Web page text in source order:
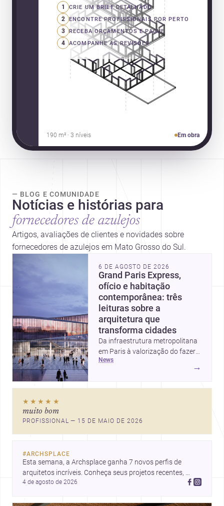
1 CRIE UM BRIEF DETALHADO
2 ENCONTRE PROFISSIONAIS POR PERTO
3 RECEBA ORÇAMENTOS E PAGUE
4 ACOMPANHE AS REVISÕES
190 m² · 3 níveis Em obra
— BLOG E COMUNIDADE
Notícias e histórias para
fornecedores de azulejos
Artigos, avaliações de clientes e novidades sobre
fornecedores de azulejos em Mato Grosso do Sul.
6 DE AGOSTO DE 2026
Grand Paris Express,
ofício e habitação
contemporânea: três
leituras sobre a
arquitetura que
transforma cidades
Da infraestrutura metropolitana
em Paris à valorização do fazer
artesanal e à casa elevada da
inspirador para profissionais que
pensam cidade, construção e
news
→
★★★★★
muito bom
PROFISSIONAL — 15 DE MAIO DE 2026
#ARCHSPLACE
Esta semana, a Archsplace ganha 7 novos perfis de
arquitetos incríveis. Conheça seus projetos recentes,
inspire-se com seus trabalhos e descubra talentos que
4 de agosto de 2026